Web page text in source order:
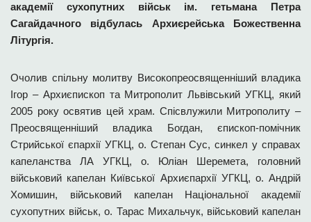
академії сухопутних військ ім. гетьмана Петра
Сагайдачного відбулась Архиєрейська Божественна
Літургія.
Очолив спільну молитву Високопреосвященніший владика
Ігор – Архиєпископ та Митрополит Львівський УГКЦ, який
2005 року освятив цей храм. Спісвлужили Митрополиту –
Преосвященніший владика Богдан, єпископ-помічник
Стрийської єпархії УГКЦ, о. Степан Сус, синкел у справах
капеланства ЛА УГКЦ, о. Юліан Шеремета, головний
військовий капелан Київської Архиєпархії УГКЦ, о. Андрій
Хомишин, військовий капелан Національної академії
сухопутних військ, о. Тарас Михальчук, військовий капелан